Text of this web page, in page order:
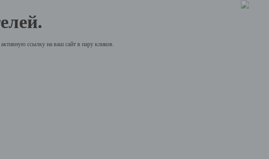
ссылку на ваш сайт в пару кликов.